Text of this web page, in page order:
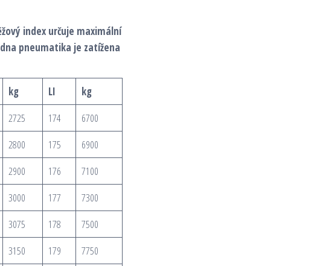
index určuje maximální
pneumatika je zatížena
kg LI
kg
2725 174
6700
2800 175
6900
2900 176
7100
3000 177
7300
3075 178
7500
3150 179
7750